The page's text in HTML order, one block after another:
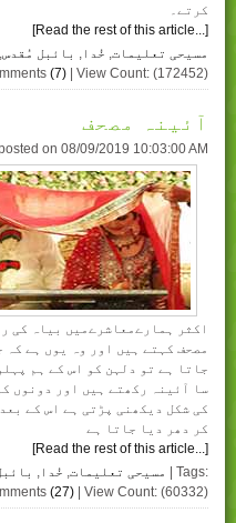
کرتے۔
[Read the rest of this article...]
مسیحی تعلیمات, خُدا , بائبل مُقدس,
(7) | View Count: (172452)
آئینہ مصحف
on 08/09/2019 10:03:00 AM
اکثر ہمارےمعاشرےمیں بیاہ کی
مصحف کہتے ہیں اور وہ یوں ہے کہ
جاتا ہے تو دلہن کو اس کے ہم
سا آئینہ رکھتے ہیں اور دونوں
کی شکل دیکھنی پڑتی ہے اس کے
کر دھر دیا جاتا ہے
[Read the rest of this article...]
مسیحی تعلیمات, خُدا ,
| Tags:
(27) | View Count: (60332)